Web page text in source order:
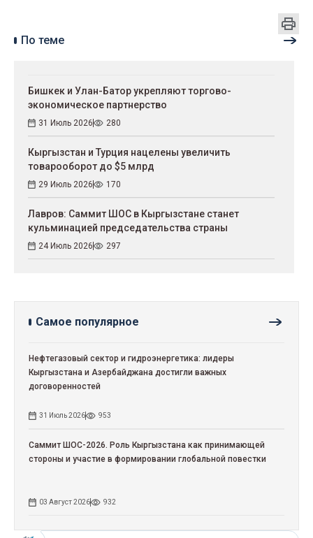
По теме
Бишкек и Улан-Батор укрепляют торгово-
экономическое партнерство
31 Июль 2026 280
Кыргызстан и Турция нацелены увеличить
товарооборот до $5 млрд
29 Июль 2026 170
Лавров: Саммит ШОС в Кыргызстане станет
кульминацией председательства страны
24 Июль 2026 297
Самое популярное
Нефтегазовый сектор и гидроэнергетика: лидеры
Кыргызстана и Азербайджана достигли важных
договоренностей
31 Июль 2026 953
Саммит ШОС-2026. Роль Кыргызстана как принимающей
стороны и участие в формировании глобальной повестки
03 Август 2026 932